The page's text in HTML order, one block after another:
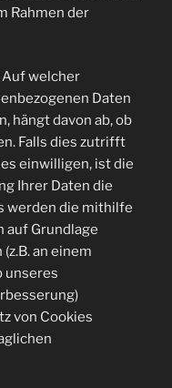
Rahmen der
Auf welcher
Daten
hängt davon ab, ob
Falls dies zutrifft
einwilligen, ist die
Ihrer Daten die
werden die mithilfe
auf Grundlage
an einem
unseres
von Cookies